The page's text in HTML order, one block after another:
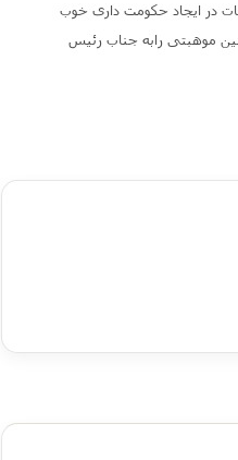
در ایجاد حکومت داری خوب
موهبتی رابه جناب رئیس